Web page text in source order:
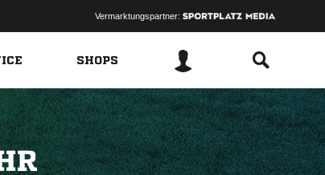
Vermarktungspartner:
SHOPS